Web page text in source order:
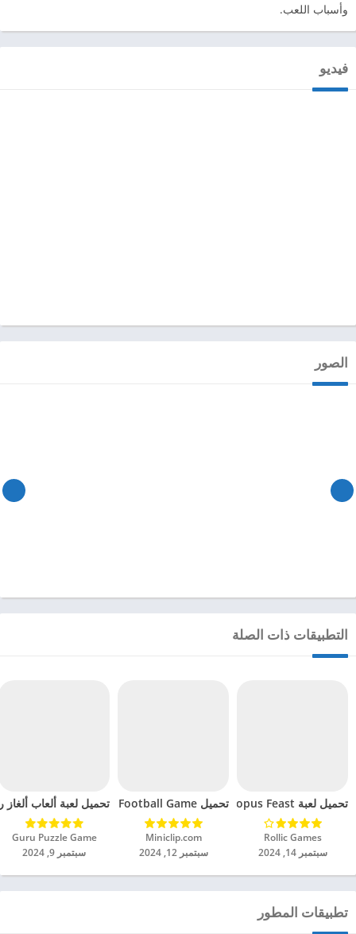
وأسباب اللعب.
فيديو
الصور
التطبيقات ذات الصلة
تحميل لعبة Octopus Feast مهكرة للاندرويد 2024
Rollic Games‏
سبتمبر 14, 2024
تحميل Soccer Hero PvP Football Game مهكرة للاندرويد 2024
Miniclip.com‏
سبتمبر 12, 2024
تحميل لعبة ألعاب ألغاز
Guru Puzzle Game‏
سبتمبر 9, 2024
تطبيقات المطور